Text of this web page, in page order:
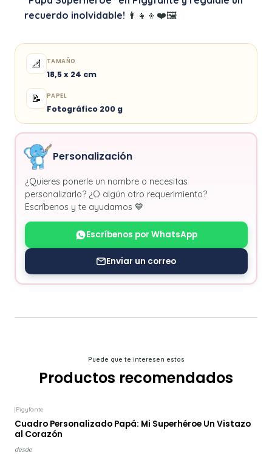
recuerdo inolvidable! 👨‍👧‍👦❤️🖼️
📐 TAMAÑO
18,5 x 24 cm
📝 PAPEL
Fotográfico 200 g
Personalización
¿Quieres ponerle un nombre o necesitas
personalizarlo? ¿O algún otro requerimiento?
Escríbenos y te ayudamos 💙
Escríbenos por WhatsApp
Enviar un correo
Puede que te interesen estos
Productos recomendados
|Pigyfante
Cuadro Personalizado Papá: Mi Superhéroe Un Vistazo
al Corazón
desde